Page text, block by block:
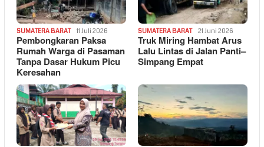
SUMATERA BARAT 11 Juli 2026
Pembongkaran Paksa
Rumah Warga di Pasaman
Tanpa Dasar Hukum Picu
Keresahan
SUMATERA BARAT 21 Juni 2026
Truk Miring Hambat Arus
Lalu Lintas di Jalan Panti–
Simpang Empat